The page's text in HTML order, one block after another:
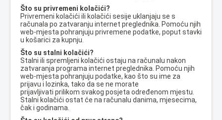
Što su privremeni kolačići?
Privremeni kolačići ili kolačići sesije uklanjaju se s
računala po zatvaranju internet preglednika. Pomoću njih
web-mjesta pohranjuju privremene podatke, poput stavki
u košarici za kupnju.
Što su stalni kolačići?
Stalni ili spremljeni kolačići ostaju na računalu nakon
zatvaranja programa internet preglednika. Pomoću njih
web-mjesta pohranjuju podatke, kao što su ime za
prijavu i lozinka, tako da se ne morate
prijavljivati prilikom svakog posjeta određenom mjestu.
Stalni kolačići ostat će na računalu danima, mjesecima,
čak i godinama.